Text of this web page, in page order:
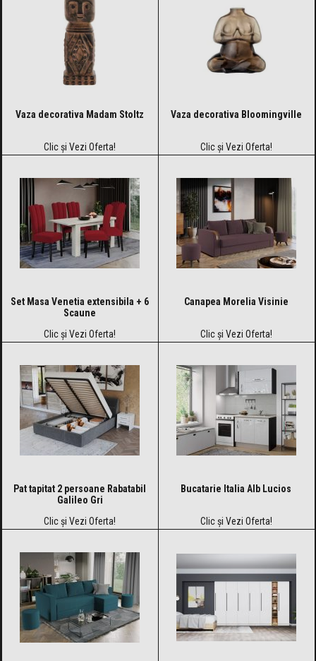
Vaza decorativa Madam Stoltz
Clic și Vezi Oferta!
Vaza decorativa Bloomingville
Clic și Vezi Oferta!
Set Masa Venetia extensibila + 6
Scaune
Clic și Vezi Oferta!
Canapea Morelia Visinie
Clic și Vezi Oferta!
Pat tapitat 2 persoane Rabatabil
Galileo Gri
Clic și Vezi Oferta!
Bucatarie Italia Alb Lucios
Clic și Vezi Oferta!